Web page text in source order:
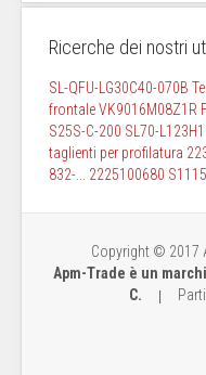
Ricerche dei nostri
SL-QFU-LG30C40-070B
frontaleVK9016M08Z1R
S25S-C-200 SL70-
taglienti per profilatura
832-... 2225100680
Copyright © 2017
Apm-Trade è un
C.
P